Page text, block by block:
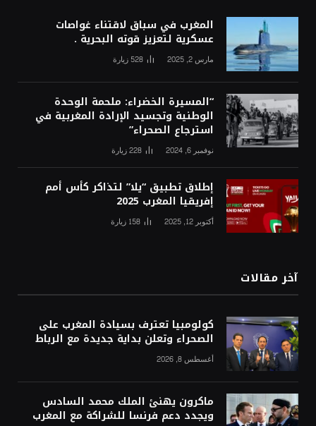
المغرب في سباق لاقتناء غواصات
عسكرية لتعزيز قوته البحرية .
مارس 2, 2025 528 زيارة
“المسيرة الخضراء: ملحمة الوحدة
الوطنية وتجسيد الإرادة المغربية في
استرجاع الصحراء”
نوفمبر 6, 2024 228زيارة
إطلاق تطبيق “يلا” لتذاكر كأس أمم
إفريقيا المغرب 2025
أكتوبر 12, 2025 158 زيارة
آخر مقالات
كولومبيا تعترف بسيادة المغرب على
الصحراء وتعلن بداية جديدة مع الرباط
أغسطس 8, 2026
ماكرون يهنئ الملك محمد السادس
ويجدد دعم فرنسا للشراكة مع المغرب